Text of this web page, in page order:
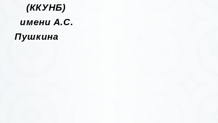
(ККУНБ)
имени А.С.
Пушкина